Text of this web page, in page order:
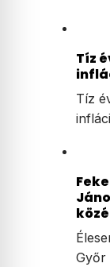
Tíz
Tíz
Győr